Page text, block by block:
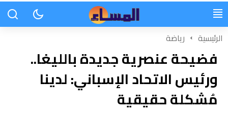
الرئيسية رياضة
فضيحة عنصرية جديدة بالليغا..
ورئيس الاتحاد الإسباني: لدينا
مُشكلة حقيقية